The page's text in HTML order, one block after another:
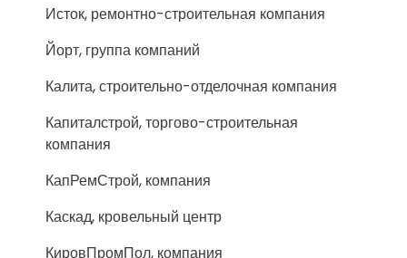
Исток, ремонтно-строительная компания
Йорт, группа компаний
Калита, строительно-отделочная компания
Капиталстрой, торгово-строительная
компания
КапРемСтрой, компания
Каскад, кровельный центр
КировПромПол, компания